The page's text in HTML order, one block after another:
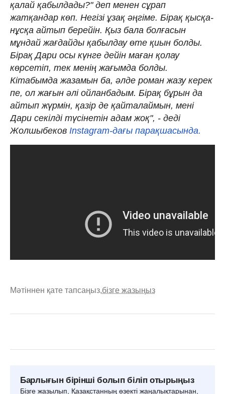
қалай қабылдады?" деп менен сұрап
жатқандар көп. Негізі ұзақ әңгіме. Бірақ қысқа-
нұсқа айтып берейін. Қыз бала болғасын
мұндай жағдайды қабылдау өте қиын болды.
Бірақ Дари осы күнге дейін маған қолау
көрсетіп, тек менің жағымда болды.
Кітабымда жазамын ба, әлде роман жазу керек
пе, ол жағын әлі ойланбадым. Бірақ бұрын да
айтып жүрмін, қазір де қайталаймын, мені
Дари секілді түсінетін адам жоқ", - деді
Жолшыбеков Instagram-дағы парақшасында.
Мәтіннен қате тапсаңыз,бізге жазыңыз
Барлығын бірінші болып біліп отырыңыз
Бізге жазылып, Қазақстанның өзекті жаңалықтарынан,